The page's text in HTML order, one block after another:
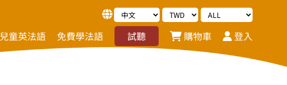
兒童英法語 免費學法語 試聽 購物車 登入